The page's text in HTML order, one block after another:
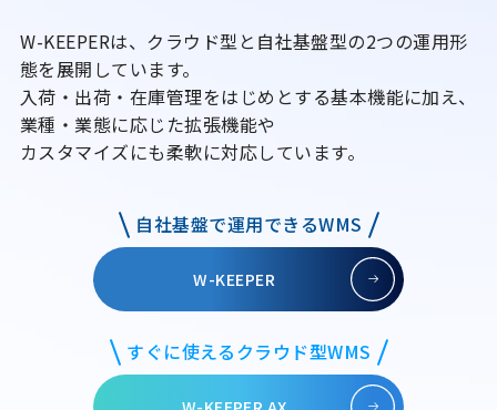
W-KEEPERは、クラウド型と自社基盤型の2つの運用形
態を展開しています。
入荷・出荷・在庫管理をはじめとする基本機能に加え、
業種・業態に応じた拡張機能や
カスタマイズにも柔軟に対応しています。
自社基盤で運用できるWMS
W-KEEPER
すぐに使えるクラウド型WMS